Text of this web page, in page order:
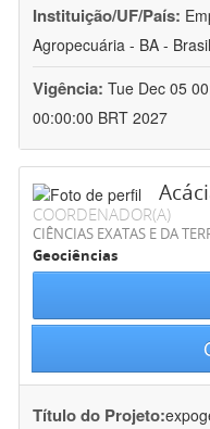
Instituição/UF/País:
Agropecuária - BA - Brasil
Vigência: Tue Dec 05
00:00:00 BRT 2027
COORDENADOR(A)
CIÊNCIAS EXATAS E DA
Geociências
Título do Projeto: